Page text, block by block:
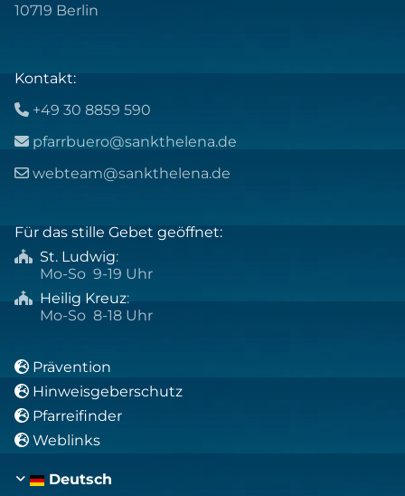
10719 Berlin
Kontakt:
 +49 30 8859 590
 pfarrbuero@sankthelena.de
 webteam@sankthelena.de
Für das stille Gebet geöffnet:
 St. Ludwig:
Mo-So 9-19 Uhr
 Heilig Kreuz:
Mo-So 8-18 Uhr
 Prävention
 Hinweisgeberschutz
 Pfarreifinder
 Weblinks
Deutsch